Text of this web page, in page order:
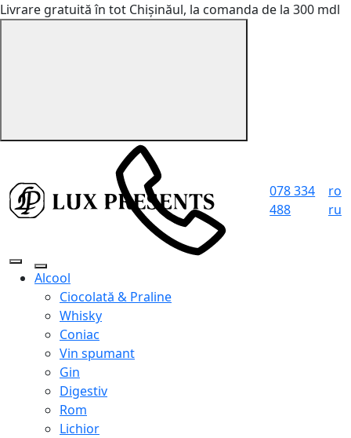
Livrare gratuită în tot Chișinăul, la comanda de la 300 mdl
078 334
488
ro
ru
Alcool
Ciocolată & Praline
Whisky
Coniac
Vin spumant
Gin
Digestiv
Rom
Lichior